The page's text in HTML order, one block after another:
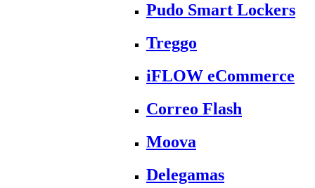
Pudo Smart Lockers
Treggo
iFLOW eCommerce
Correo Flash
Moova
Delegamas